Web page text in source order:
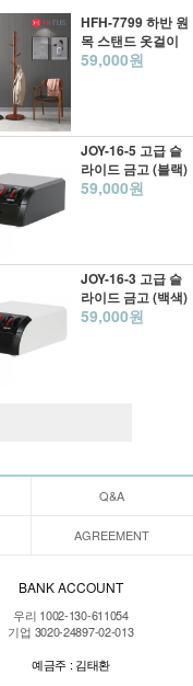
HFH-7799 하반 원
목 스탠드 옷걸이
59,000원
JOY-16-5 고급 슬
라이드 금고 (블랙)
59,000원
JOY-16-3 고급 슬
라이드 금고 (백색)
59,000원
Q&A
AGREEMENT
BANK ACCOUNT
우리 1002-130-611054
기업 3020-24897-02-013
예금주 : 김태환